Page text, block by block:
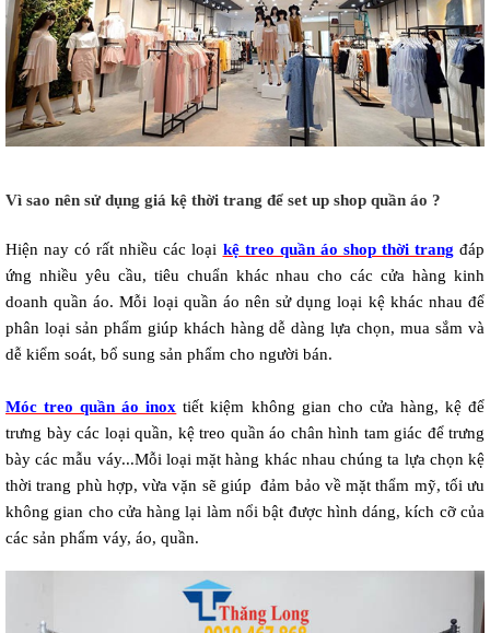
Vì sao nên sử dụng giá kệ thời trang để set up shop quần áo ?
Hiện nay có rất nhiều các loại kệ treo quần áo shop thời trang đáp
ứng nhiều yêu cầu, tiêu chuẩn khác nhau cho các cửa hàng kinh
doanh quần áo. Mỗi loại quần áo nên sử dụng loại kệ khác nhau để
phân loại sản phẩm giúp khách hàng dễ dàng lựa chọn, mua sắm và
dễ kiểm soát, bổ sung sản phẩm cho người bán.
Móc treo quần áo inox tiết kiệm không gian cho cửa hàng, kệ để
trưng bày các loại quần, kệ treo quần áo chân hình tam giác để trưng
bày các mẫu váy...Mỗi loại mặt hàng khác nhau chúng ta lựa chọn kệ
thời trang phù hợp, vừa vặn sẽ giúp  đảm bảo về mặt thẩm mỹ, tối ưu
không gian cho cửa hàng lại làm nổi bật được hình dáng, kích cỡ của
các sản phẩm váy, áo, quần.